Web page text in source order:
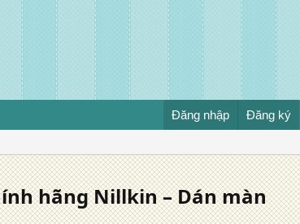
Đăng nhập Đăng ký
hãng Nillkin – Dán màn